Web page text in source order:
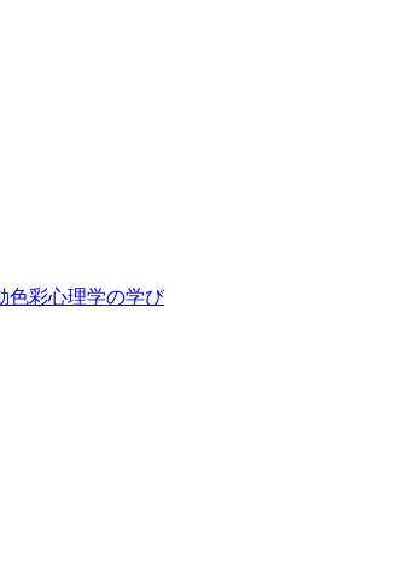
色彩心理学の学び